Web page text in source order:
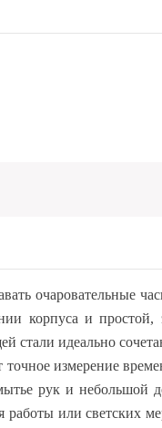
очаровательные
корпуса и
стали идеально
измерение
рук и небольшой
или светских